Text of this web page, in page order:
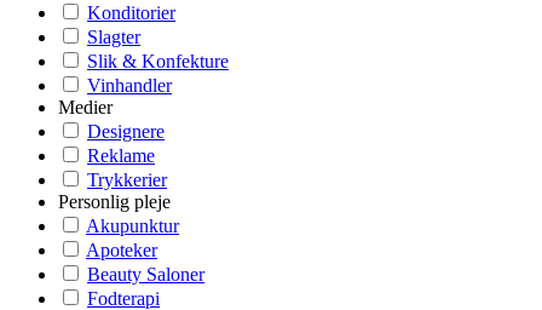
Konditorier
Slagter
Slik & Konfekture
Vinhandler
Medier
Designere
Reklame
Trykkerier
Personlig pleje
Akupunktur
Apoteker
Beauty Saloner
Fodterapi